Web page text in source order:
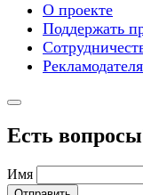
О проекте
Поддержать
Есть
Имя